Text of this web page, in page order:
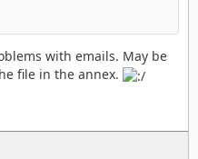
with emails. May be
file in the annex.